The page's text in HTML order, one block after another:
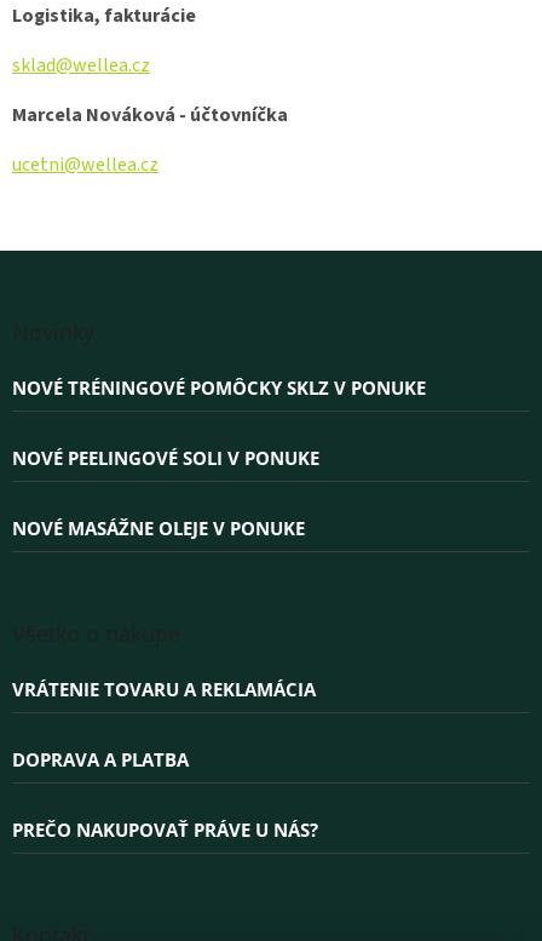
Logistika, fakturácie
sklad@wellea.cz
Marcela Nováková - účtovníčka
ucetni@wellea.cz
NOVÉ TRÉNINGOVÉ POMÔCKY SKLZ V PONUKE
NOVÉ PEELINGOVÉ SOLI V PONUKE
NOVÉ MASÁŽNE OLEJE V PONUKE
VRÁTENIE TOVARU A REKLAMÁCIA
DOPRAVA A PLATBA
PREČO NAKUPOVAŤ PRÁVE U NÁS?